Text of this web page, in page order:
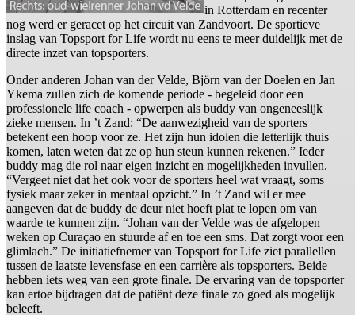
in Rotterdam en recenter
nog werd er geracet op het circuit van Zandvoort. De sportieve
inslag van Topsport for Life wordt nu eens te meer duidelijk met de
directe inzet van topsporters.
Onder anderen Johan van der Velde, Björn van der Doelen en Jan
Ykema zullen zich de komende periode - begeleid door een
professionele life coach - opwerpen als buddy van ongeneeslijk
zieke mensen. In ’t Zand: “De aanwezigheid van de sporters
betekent een hoop voor ze. Het zijn hun idolen die letterlijk thuis
komen, laten weten dat ze op hun steun kunnen rekenen.” Ieder
buddy mag die rol naar eigen inzicht en mogelijkheden invullen.
“Vergeet niet dat het ook voor de sporters heel wat vraagt, soms
fysiek maar zeker in mentaal opzicht.” In ’t Zand wil er mee
aangeven dat de buddy de deur niet hoeft plat te lopen om van
waarde te kunnen zijn. “Johan van der Velde was de afgelopen
weken op Curaçao en stuurde af en toe een sms. Dat zorgt voor een
glimlach.” De initiatiefnemer van Topsport for Life ziet parallellen
tussen de laatste levensfase en een carrière als topsporters. Beide
hebben iets weg van een grote finale. De ervaring van de topsporter
kan ertoe bijdragen dat de patiënt deze finale zo goed als mogelijk
beleeft.